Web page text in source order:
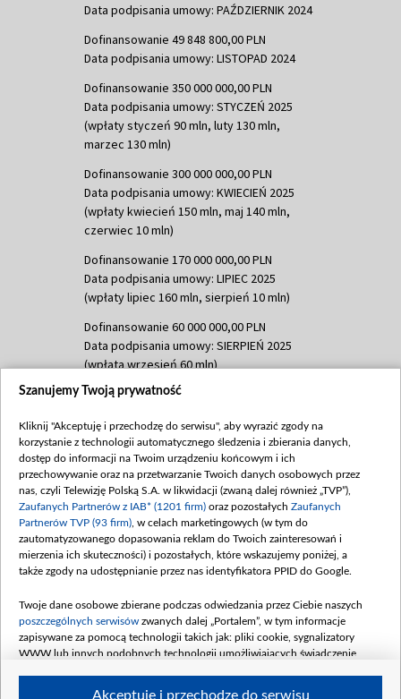
Data podpisania umowy: PAŹDZIERNIK 2024
Dofinansowanie 49 848 800,00 PLN
Data podpisania umowy: LISTOPAD 2024
Dofinansowanie 350 000 000,00 PLN
Data podpisania umowy: STYCZEŃ 2025
(wpłaty styczeń 90 mln, luty 130 mln,
marzec 130 mln)
Dofinansowanie 300 000 000,00 PLN
Data podpisania umowy: KWIECIEŃ 2025
(wpłaty kwiecień 150 mln, maj 140 mln,
czerwiec 10 mln)
Dofinansowanie 170 000 000,00 PLN
Data podpisania umowy: LIPIEC 2025
(wpłaty lipiec 160 mln, sierpień 10 mln)
Dofinansowanie 60 000 000,00 PLN
Data podpisania umowy: SIERPIEŃ 2025
(wpłata wrzesień 60 mln)
Dofinansowanie 635 783 051,21 PLN
(wpłata wrzesień 100 mln, październik 350
mln, listopad 265 mln)
Dofinansowanie 48 862 000,00 PLN
Data podpisania umowy: GRUDZIEŃ 2025
(wpłata grudzień 60,548 mln)
Dofinansowanie 900 000 000,00 PLN
Data podpisania umowy: LUTY 2026 (wpłata
kwiecień 180 mln, 7 maja 180 mln, 8
czerwca 90 mln)
Dofinansowanie 250 000 000,00 PLN
4 sierpnia 250 mln
Szanujemy Twoją prywatność
Kliknij "Akceptuję i przechodzę do serwisu", aby wyrazić zgody na
korzystanie z technologii automatycznego śledzenia i zbierania danych,
dostęp do informacji na Twoim urządzeniu końcowym i ich
przechowywanie oraz na przetwarzanie Twoich danych osobowych przez
nas, czyli Telewizję Polską S.A. w likwidacji (zwaną dalej również „TVP”),
Zaufanych Partnerów z IAB* (1201 firm) oraz pozostałych Zaufanych
Partnerów TVP (93 firm) , w celach marketingowych (w tym do
zautomatyzowanego dopasowania reklam do Twoich zainteresowań i
mierzenia ich skuteczności) i pozostałych, które wskazujemy poniżej, a
także zgody na udostępnianie przez nas identyfikatora PPID do Google.
Twoje dane osobowe zbierane podczas odwiedzania przez Ciebie naszych
poszczególnych serwisów zwanych dalej „Portalem”, w tym informacje
zapisywane za pomocą technologii takich jak: pliki cookie, sygnalizatory
WWW lub innych podobnych technologii umożliwiających świadczenie
Akceptuję i przechodzę do serwisu